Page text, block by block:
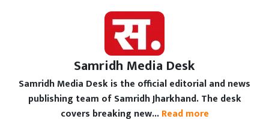
Samridh Media Desk
Samridh Media Desk is the official editorial and news
publishing team of Samridh Jharkhand. The desk
covers breaking new... Read more